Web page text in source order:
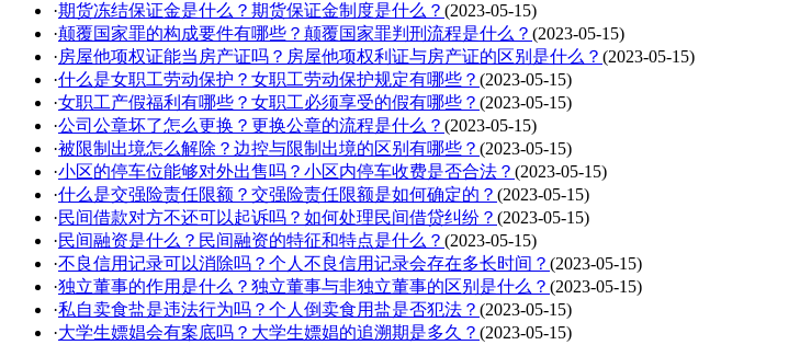
·期货冻结保证金是什么？期货保证金制度是什么？ (2023-05-15)
·颠覆国家罪的构成要件有哪些？颠覆国家罪判刑流程是什么？ (2023-05-15)
·房屋他项权证能当房产证吗？房屋他项权利证与房产证的区别是什么？ (2023-05-15)
·什么是女职工劳动保护？女职工劳动保护规定有哪些？ (2023-05-15)
·女职工产假福利有哪些？女职工必须享受的假有哪些？ (2023-05-15)
·公司公章坏了怎么更换？更换公章的流程是什么？ (2023-05-15)
·被限制出境怎么解除？边控与限制出境的区别有哪些？ (2023-05-15)
·小区的停车位能够对外出售吗？小区内停车收费是否合法？ (2023-05-15)
·什么是交强险责任限额？交强险责任限额是如何确定的？ (2023-05-15)
·民间借款对方不还可以起诉吗？如何处理民间借贷纠纷？ (2023-05-15)
·民间融资是什么？民间融资的特征和特点是什么？ (2023-05-15)
·不良信用记录可以消除吗？个人不良信用记录会存在多长时间？ (2023-05-15)
·独立董事的作用是什么？独立董事与非独立董事的区别是什么？ (2023-05-15)
·私自卖食盐是违法行为吗？个人倒卖食用盐是否犯法？ (2023-05-15)
·大学生嫖娼会有案底吗？大学生嫖娼的追溯期是多久？ (2023-05-15)